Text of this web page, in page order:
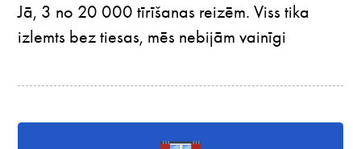
Jā, 3 no 20 000 tīrīšanas reizēm. Viss tika
izlemts bez tiesas, mēs nebijām vainīgi